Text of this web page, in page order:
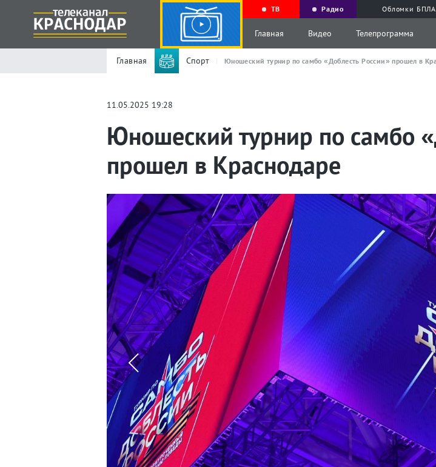
ТВ Радио Обломки БПЛА
Главная Видео Телепрограмма
Главная Спорт Юношеский турнир по самбо «Доблесть России» прошел в
11.05.2025 19:28
Юношеский турнир по самбо
прошел в Краснодаре